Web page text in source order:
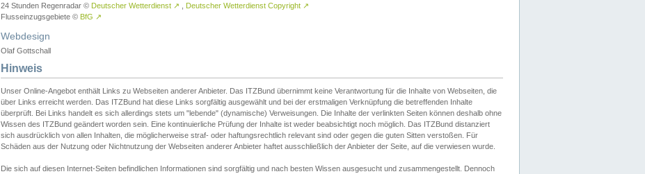
24 Stunden Regenradar © Deutscher Wetterdienst ↗ Deutscher Wetterdienst Copyright ↗
Flusseinzugsgebiete © BfG ↗
Webdesign
Olaf Gottschall
Hinweis
Unser Online-Angebot enthält Links zu Webseiten anderer Anbieter. Das ITZBund übernimmt keine Verantwortung für die Inhalte von Webseiten, die
über Links erreicht werden. Das ITZBund hat diese Links sorgfältig ausgewählt und bei der erstmaligen Verknüpfung die betreffenden Inhalte
überprüft. Bei Links handelt es sich allerdings stets um "lebende" (dynamische) Verweisungen. Die Inhalte der verlinkten Seiten können deshalb ohne
Wissen des ITZBund geändert worden sein. Eine kontinuierliche Prüfung der Inhalte ist weder beabsichtigt noch möglich. Das ITZBund distanziert
sich ausdrücklich von allen Inhalten, die möglicherweise straf- oder haftungsrechtlich relevant sind oder gegen die guten Sitten verstoßen. Für
Schäden aus der Nutzung oder Nichtnutzung der Webseiten anderer Anbieter haftet ausschließlich der Anbieter der Seite, auf die verwiesen wurde.
Die sich auf diesen Internet-Seiten befindlichen Informationen sind sorgfältig und nach besten Wissen ausgesucht und zusammengestellt. Dennoch